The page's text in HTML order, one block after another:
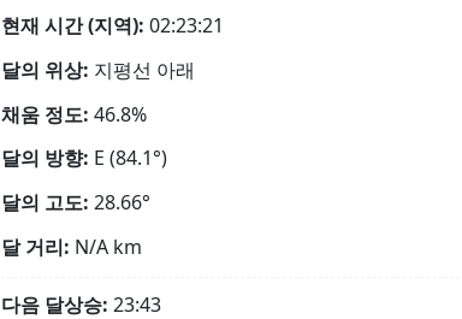
현재 시간 (지역): 02:23:22
달의 위상: 지평선 아래
채움 정도: 46.8%
달의 방향: E (84.1°)
달의 고도: 28.66°
달 거리: N/A km
다음 달상승: 23:43